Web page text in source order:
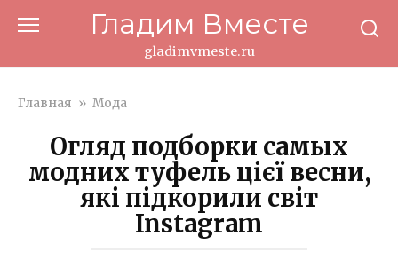
Гладим Вместе
gladimvmeste.ru
Главная » Мода
Огляд подборки самых
модних туфель цієї весни,
які підкорили світ
Instagram